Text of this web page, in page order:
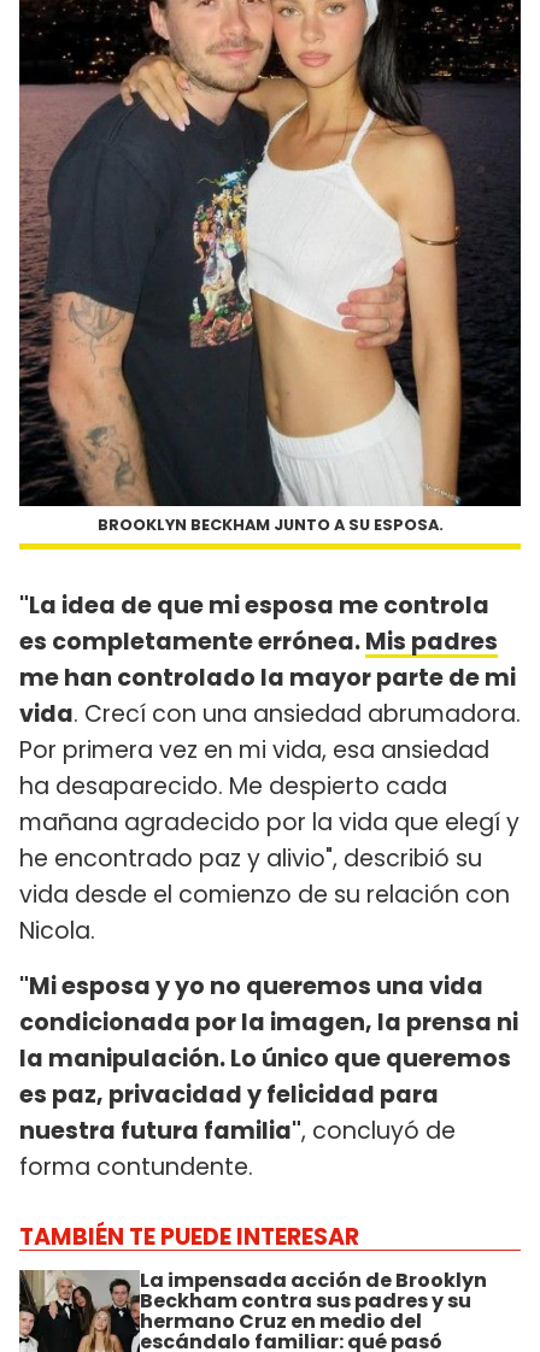
BROOKLYN BECKHAM JUNTO A SU ESPOSA.
"La idea de que mi esposa me controla
es completamente errónea.Mis padres
me han controlado la mayor parte de mi
vida. Crecí con una ansiedad abrumadora.
Por primera vez en mi vida, esa ansiedad
ha desaparecido. Me despierto cada
mañana agradecido por la vida que elegí y
he encontrado paz y alivio", describió su
vida desde el comienzo de su relación con
Nicola.
"Mi esposa y yo no queremos una vida
condicionada por la imagen, la prensa ni
la manipulación. Lo único que queremos
es paz, privacidad y felicidad para
nuestra futura familia", concluyó de
forma contundente.
TAMBIÉN TE PUEDE INTERESAR
La impensada acción de Brooklyn
Beckham contra sus padres y su
hermano Cruz en medio del
escándalo familiar: qué pasó